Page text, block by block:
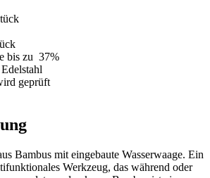
bis zu 37%
geprüft
Bambus mit eingebaute Wasserwaage. Ein
Werkzeug, das während oder